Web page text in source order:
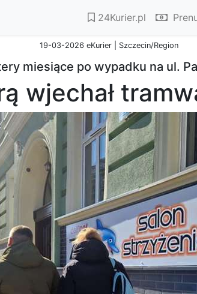
24Kurier.pl
19-03-2026 eKurier | Szczecin/Region
miesiące po wypadku na ul.
wjechał